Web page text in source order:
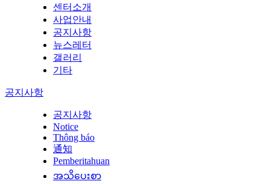
센터소개
사업안내
공지사항
뉴스레터
갤러리
기타
공지사항
공지사항
Notice
Thông báo
通知
Pemberitahuan
အသိပေးစာ